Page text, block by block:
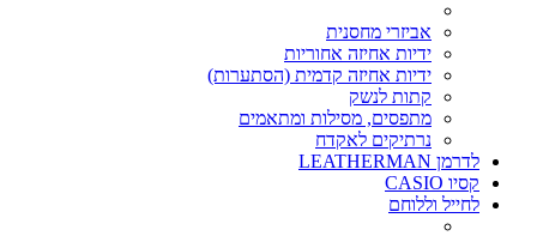
אביזרי מחסנית
ידיות אחיזה אחוריות
ידיות אחיזה קדמית (הסתערות)
קתות לנשק
מתפסים, מסילות ומתאמים
נרתיקים לאקדח
לדרמן LEATHERMAN
קסיו CASIO
לחייל וללוחם